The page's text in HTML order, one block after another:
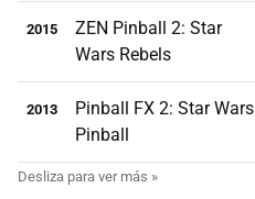
2015
ZEN Pinball 2: Star
Wars Rebels
2013
Pinball FX 2: Star Wars
Pinball